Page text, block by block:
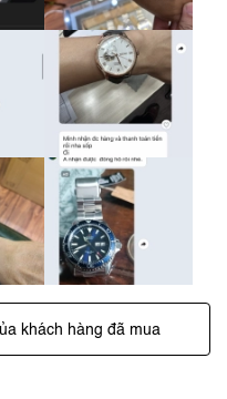
khách hàng đã mua